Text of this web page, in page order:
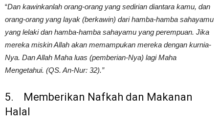
“Dan kawinkanlah orang-orang yang sedirian diantara kamu, dan
orang-orang yang layak (berkawin) dari hamba-hamba sahayamu
yang lelaki dan hamba-hamba sahayamu yang perempuan. Jika
mereka miskin Allah akan memampukan mereka dengan kurnia-
Nya. Dan Allah Maha luas (pemberian-Nya) lagi Maha
Mengetahui. (QS. An-Nur: 32).”
5. Memberikan Nafkah dan Makanan
Halal